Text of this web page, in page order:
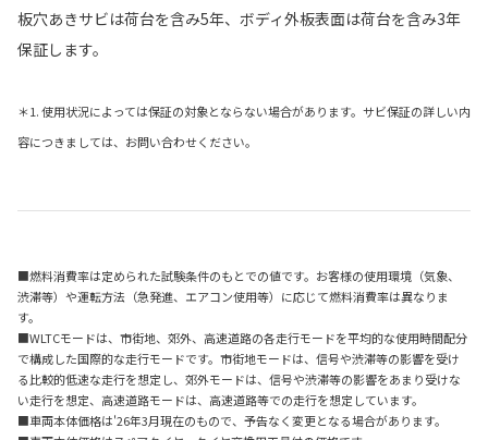
板穴あきサビは荷台を含み5年、ボディ外板表面は荷台を含み3年
保証します。
＊1. 使用状況によっては保証の対象とならない場合があります。サビ保証の詳しい内
容につきましては、お問い合わせください。
■燃料消費率は定められた試験条件のもとでの値です。お客様の使用環境（気象、
渋滞等）や運転方法（急発進、エアコン使用等）に応じて燃料消費率は異なりま
す。
■WLTCモードは、市街地、郊外、高速道路の各走行モードを平均的な使用時間配分
で構成した国際的な走行モードです。市街地モードは、信号や渋滞等の影響を受け
る比較的低速な走行を想定し、郊外モードは、信号や渋滞等の影響をあまり受けな
い走行を想定、高速道路モードは、高速道路等での走行を想定しています。
■車両本体価格は'26年3月現在のもので、予告なく変更となる場合があります。